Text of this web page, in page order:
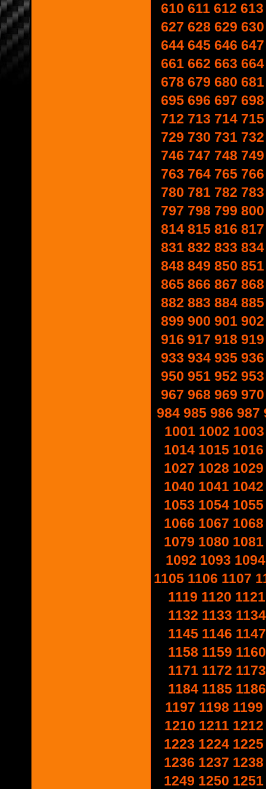
610 611 612 613
627 628 629 630
644 645 646 647
661 662 663 664
678 679 680 681
695 696 697 698
712 713 714 715
729 730 731 732
746 747 748 749
763 764 765 766
780 781 782 783
797 798 799 800
814 815 816 817
831 832 833 834
848 849 850 851
865 866 867 868
882 883 884 885
899 900 901 902
916 917 918 919
933 934 935 936
950 951 952 953
967 968 969 970
984 985 986 987
1001 1002 1003
1014 1015 1016
1027 1028 1029
1040 1041 1042
1053 1054 1055
1066 1067 1068
1079 1080 1081
1092 1093 1094
1105 1106 1107
1119 1120 1121
1132 1133 1134
1145 1146 1147
1158 1159 1160
1171 1172 1173
1184 1185 1186
1197 1198 1199
1210 1211 1212
1223 1224 1225
1236 1237 1238
1249 1250 1251